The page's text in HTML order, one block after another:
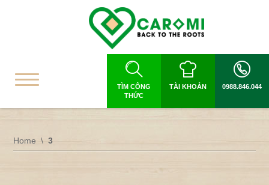
TÌM CÔNG
THỨC
TÀI KHOẢN 0988.846.044
Home 3